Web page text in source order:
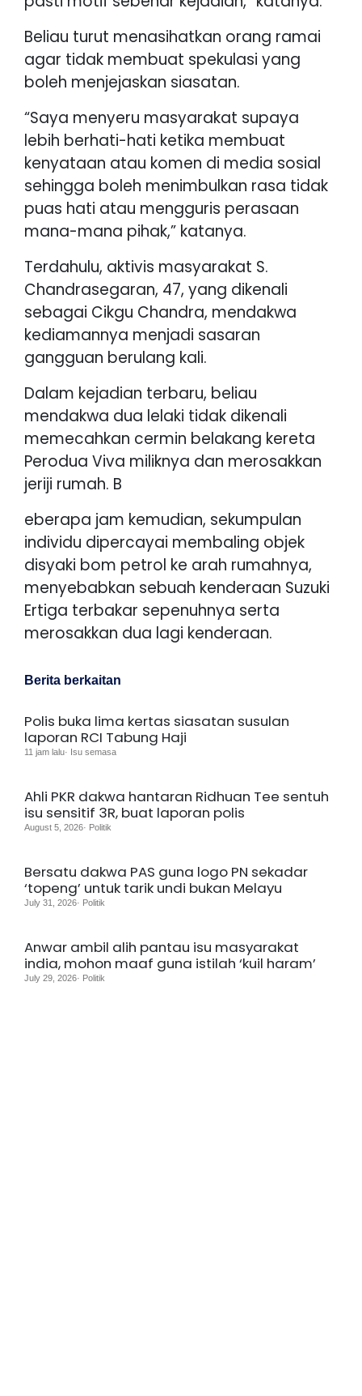
Beliau turut menasihatkan orang ramai
agar tidak membuat spekulasi yang
boleh menjejaskan siasatan.
“Saya menyeru masyarakat supaya
lebih berhati-hati ketika membuat
kenyataan atau komen di media sosial
sehingga boleh menimbulkan rasa tidak
puas hati atau mengguris perasaan
mana-mana pihak,” katanya.
Terdahulu, aktivis masyarakat S.
Chandrasegaran, 47, yang dikenali
sebagai Cikgu Chandra, mendakwa
kediamannya menjadi sasaran
gangguan berulang kali.
Dalam kejadian terbaru, beliau
mendakwa dua lelaki tidak dikenali
memecahkan cermin belakang kereta
Perodua Viva miliknya dan merosakkan
jeriji rumah. B
eberapa jam kemudian, sekumpulan
individu dipercayai membaling objek
disyaki bom petrol ke arah rumahnya,
menyebabkan sebuah kenderaan Suzuki
Ertiga terbakar sepenuhnya serta
merosakkan dua lagi kenderaan.
Berita berkaitan
Polis buka lima kertas siasatan susulan
laporan RCI Tabung Haji
11 jam lalu· Isu semasa
Ahli PKR dakwa hantaran Ridhuan Tee sentuh
isu sensitif 3R, buat laporan polis
August 5, 2026· Politik
Bersatu dakwa PAS guna logo PN sekadar
‘topeng’ untuk tarik undi bukan Melayu
July 31, 2026· Politik
Anwar ambil alih pantau isu masyarakat
india, mohon maaf guna istilah ‘kuil haram’
July 29, 2026· Politik